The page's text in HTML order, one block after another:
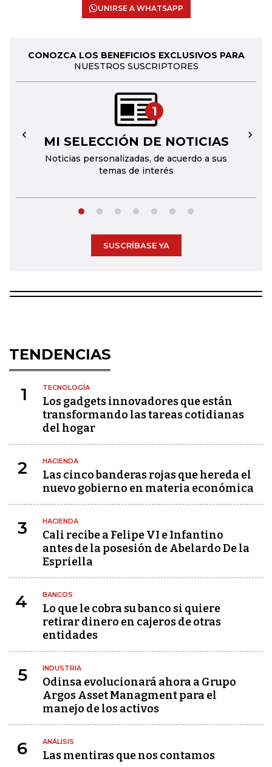
UNIRSE A WHATSAPP
CONOZCA LOS BENEFICIOS EXCLUSIVOS PARA
NUESTROS SUSCRIPTORES
1
MI SELECCIÓN DE NOTICIAS
Noticias personalizadas, de acuerdo a sus
temas de interés
← →
SUSCRÍBASE YA
TENDENCIAS
1 TECNOLOGÍA
Los gadgets innovadores que están
transformando las tareas cotidianas
del hogar
2 HACIENDA
Las cinco banderas rojas que hereda el
nuevo gobierno en materia económica
3 HACIENDA
Cali recibe a Felipe VI e Infantino
antes de la posesión de Abelardo De la
Espriella
4 BANCOS
Lo que le cobra su banco si quiere
retirar dinero en cajeros de otras
entidades
5 INDUSTRIA
Odinsa evolucionará ahora a Grupo
Argos Asset Managment para el
manejo de los activos
6 ANÁLISIS
Las mentiras que nos contamos